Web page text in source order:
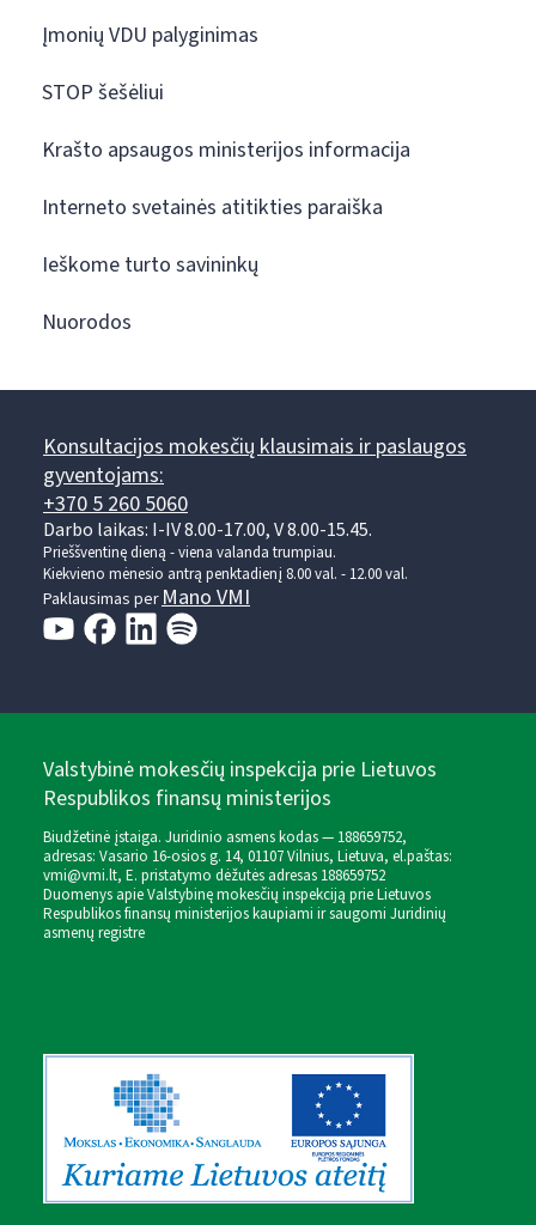
Įmonių VDU palyginimas
STOP šešėliui
Krašto apsaugos ministerijos informacija
Interneto svetainės atitikties paraiška
Ieškome turto savininkų
Nuorodos
Konsultacijos mokesčių klausimais ir paslaugos
gyventojams:
+370 5 260 5060
Darbo laikas: I-IV 8.00-17.00, V 8.00-15.45.
Prieššventinę dieną - viena valanda trumpiau.
Kiekvieno mėnesio antrą penktadienį 8.00 val. - 12.00 val.
Paklausimas perMano VMI
Valstybinė mokesčių inspekcija prie Lietuvos
Respublikos finansų ministerijos
Biudžetinė įstaiga. Juridinio asmens kodas — 188659752,
adresas: Vasario 16-osios g. 14, 01107 Vilnius, Lietuva, el.paštas:
vmi@vmi.lt, E. pristatymo dėžutės adresas 188659752
Duomenys apie Valstybinę mokesčių inspekciją prie Lietuvos
Respublikos finansų ministerijos kaupiami ir saugomi Juridinių
asmenų registre